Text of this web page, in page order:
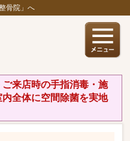
骨院」へ
来店時の手指消毒・施
全体に空間除菌を実地